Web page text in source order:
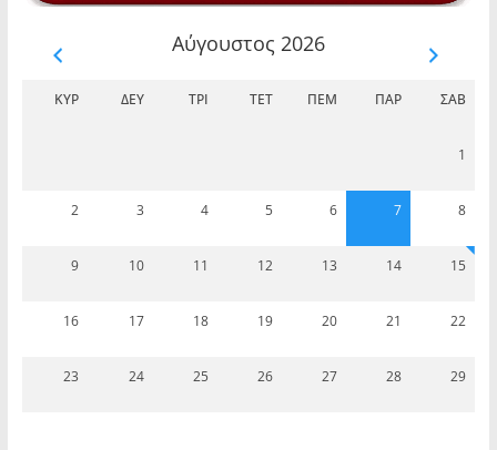
Αύγουστος 2026
ΚΥΡ ΔΕΥ ΤΡΊ ΤΕΤ ΠΈΜ ΠΑΡ ΣΆΒ
1
2 3 4 5 6 7 8
9 10 11 12 13 14 15
16 17 18 19 20 21 22
23 24 25 26 27 28 29